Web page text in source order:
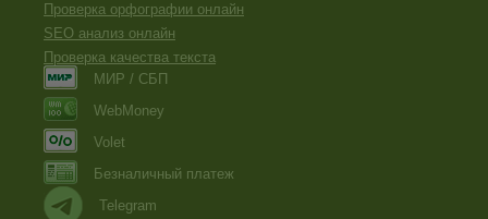
Проверка орфографии онлайн
SEO анализ онлайн
Проверка качества текста
МИР / СБП
WebMoney
Volet
Безналичный платеж
Telegram